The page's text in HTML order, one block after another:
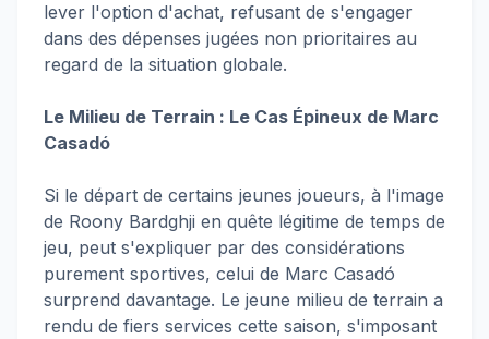
lever l'option d'achat, refusant de s'engager
dans des dépenses jugées non prioritaires au
regard de la situation globale.
Le Milieu de Terrain : Le Cas Épineux de Marc
Casadó
Si le départ de certains jeunes joueurs, à l'image
de Roony Bardghji en quête légitime de temps de
jeu, peut s'expliquer par des considérations
purement sportives, celui de Marc Casadó
surprend davantage. Le jeune milieu de terrain a
rendu de fiers services cette saison, s'imposant